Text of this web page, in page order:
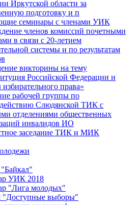
Иркутской области за
подготовку и п
семинары с членами УИК
членов комиссий почетными
в связи с 20-летием
системы и по результатам
викторины на тему
Российской Федерации и
права»
рабочей группы по
Слюдянской ТИК с
отделениями общественных
инвалидов ИО
заседание ТИК и МИК
УИК 2018
"Лига молодых"
"Доступные выборы"